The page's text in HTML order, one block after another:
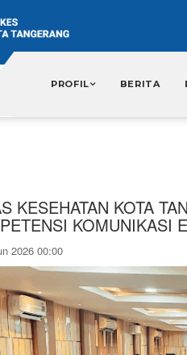
PROFIL BERITA
KESEHATAN KOTA
KOMUNIKASI
2026 00:00